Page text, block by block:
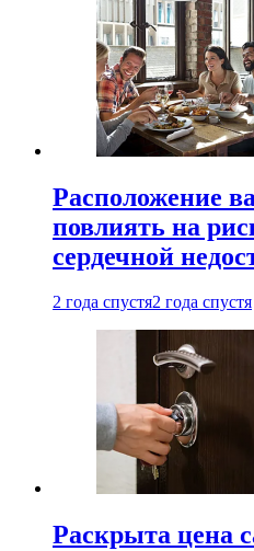
Расположение
повлиять на
сердечной
2 года спустя2 года спустя
Раскрыта цена